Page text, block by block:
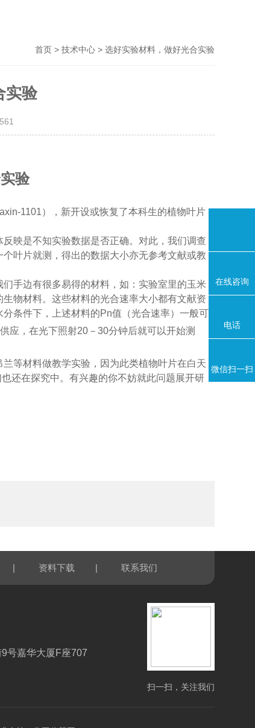
首页> 技术中心> 选好实验材料，做好光合实验
实验
验
1101），新开设或恢复了本科生的植物叶片
体反映是不知实验数据是否正确。对此，我们调查
叶片就测，得出的数据大小亦无参考文献或教
们手边有很多易得的材料，如：实验室里的玉米
材料。这些材料的光合速率大小都有文献资
条件下，上述材料的Pn值（光合速率）一般可
应，在光下照射20 －30分钟后就可以开始测
教学实验，因为此类植物叶片在白天
还在探究中。有兴趣的你不妨就此问题展开研
| 资料下载 | 联系我们
号嘉华大厦F座707
扫一扫，关注我们
在线咨询
电话
微信扫一扫